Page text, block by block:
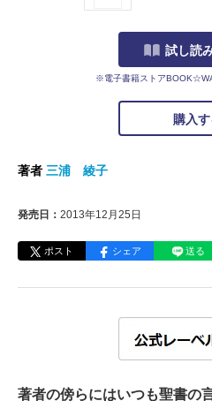
試し読
※電子書籍ストア
購入
著者 三浦 綾子
発売日： 2013年12月25日
ポスト シェア 送る
著者の傍らにはいつも聖書の